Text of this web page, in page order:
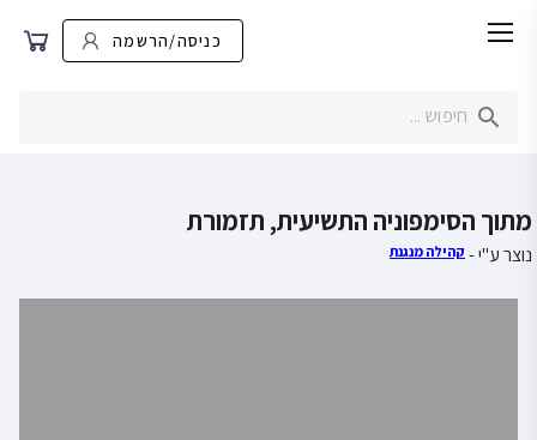
כניסה/הרשמה
מתוך הסימפוניה התשיעית, תזמורת
נוצר ע"י - קהילה מנגנת